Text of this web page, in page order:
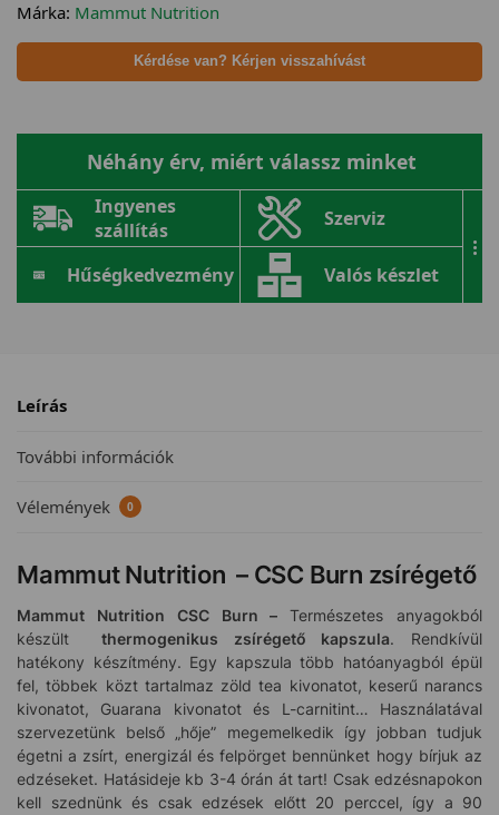
Márka: Mammut Nutrition
Kérdése van? Kérjen visszahívást
Néhány érv, miért válassz minket
Ingyenes
szállítás
Szerviz
Hűségkedvezmény Valós készlet
...
Leírás
További információk
Vélemények 0
Mammut Nutrition – CSC Burn zsírégető
Mammut Nutrition CSC Burn –Természetes anyagokból
készültthermogenikus zsírégető kapszula. Rendkívül
hatékony készítmény. Egy kapszula több hatóanyagból épül
fel, többek közt tartalmaz zöld tea kivonatot, keserű narancs
kivonatot, Guarana kivonatot és L-carnitint… Használatával
szervezetünk belső „hője” megemelkedik így jobban tudjuk
égetni a zsírt, energizál és felpörget bennünket hogy bírjuk az
edzéseket. Hatásideje kb 3-4 órán át tart! Csak edzésnapokon
kell szednünk és csak edzések előtt 20 perccel, így a 90